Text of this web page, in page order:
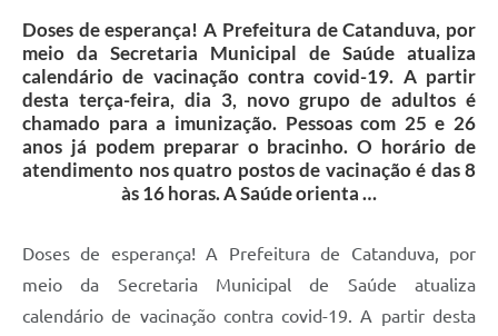
Projetos
Links
Telefones Úteis
Jornal
Agenda
Doses de esperança! A Prefeitura de Catanduva, por
meio da Secretaria Municipal de Saúde atualiza
calendário de vacinação contra covid-19. A partir
desta terça-feira, dia 3, novo grupo de adultos é
chamado para a imunização. Pessoas com 25 e 26
anos já podem preparar o bracinho. O horário de
atendimento nos quatro postos de vacinação é das 8
às 16 horas. A Saúde orienta …
Doses de esperança! A Prefeitura de Catanduva, por
meio da Secretaria Municipal de Saúde atualiza
calendário de vacinação contra covid-19. A partir desta